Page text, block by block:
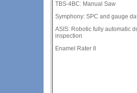
TBS-4BC: Manual Saw
Symphony: SPC and gauge
ASIS: Robotic fully automatic
inspection
Enamel Rater II